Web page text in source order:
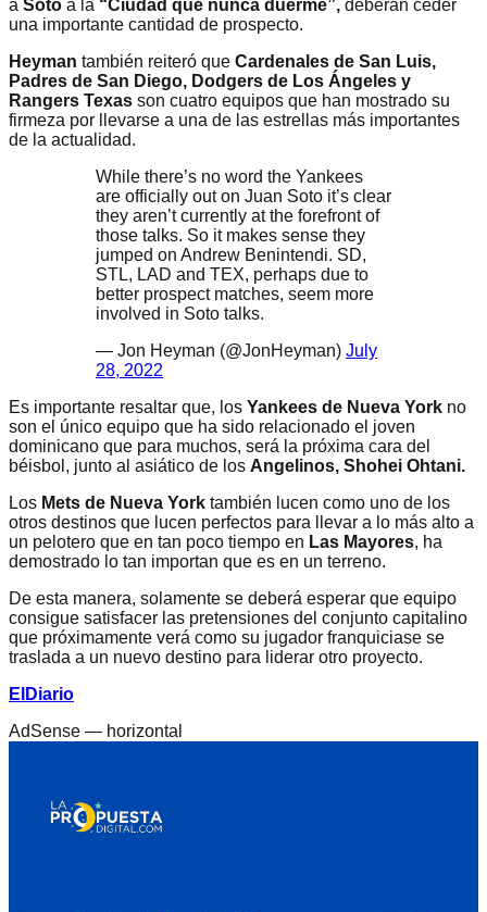
a Soto a la “Ciudad que nunca duerme”, deberán ceder
una importante cantidad de prospecto.
Heyman también reiteró que Cardenales de San Luis,
Padres de San Diego, Dodgers de Los Ángeles y
Rangers Texas son cuatro equipos que han mostrado su
firmeza por llevarse a una de las estrellas más importantes
de la actualidad.
While there’s no word the Yankees
are officially out on Juan Soto it’s clear
they aren’t currently at the forefront of
those talks. So it makes sense they
jumped on Andrew Benintendi. SD,
STL, LAD and TEX, perhaps due to
better prospect matches, seem more
involved in Soto talks.
— Jon Heyman (@JonHeyman) July
28, 2022
Es importante resaltar que, los Yankees de Nueva York no
son el único equipo que ha sido relacionado el joven
dominicano que para muchos, será la próxima cara del
béisbol, junto al asiático de los Angelinos, Shohei Ohtani.
Los Mets de Nueva York también lucen como uno de los
otros destinos que lucen perfectos para llevar a lo más alto a
un pelotero que en tan poco tiempo en Las Mayores, ha
demostrado lo tan importan que es en un terreno.
De esta manera, solamente se deberá esperar que equipo
consigue satisfacer las pretensiones del conjunto capitalino
que próximamente verá como su jugador franquiciase se
traslada a un nuevo destino para liderar otro proyecto.
ElDiario
AdSense — horizontal